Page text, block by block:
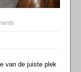
van de juiste plek